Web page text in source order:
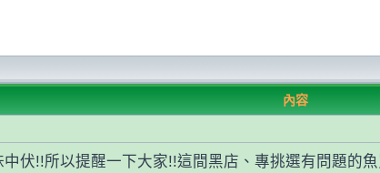
內容
伏!!所以提醒一下大家!!這間黑店、專挑選有問題的